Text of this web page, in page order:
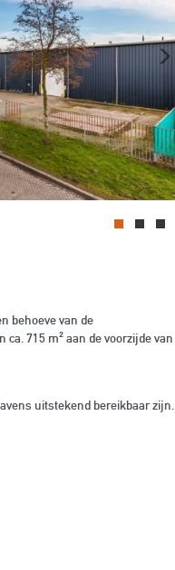
behoeve van de
715 m² aan de voorzijde van
uitstekend bereikbaar zijn.